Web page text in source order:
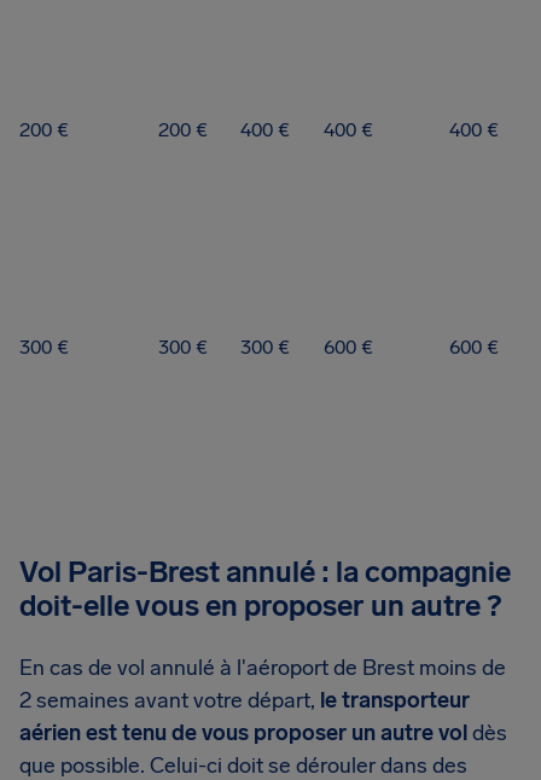
200 € 200 € 400 € 400 € 400 €
300 € 300 € 300 € 600 € 600 €
Vol Paris-Brest annulé : la compagnie
doit-elle vous en proposer un autre ?
En cas de vol annulé à l'aéroport de Brest moins de
2 semaines avant votre départ, le transporteur
aérien est tenu de vous proposer un autre voldès
que possible. Celui-ci doit se dérouler dans des